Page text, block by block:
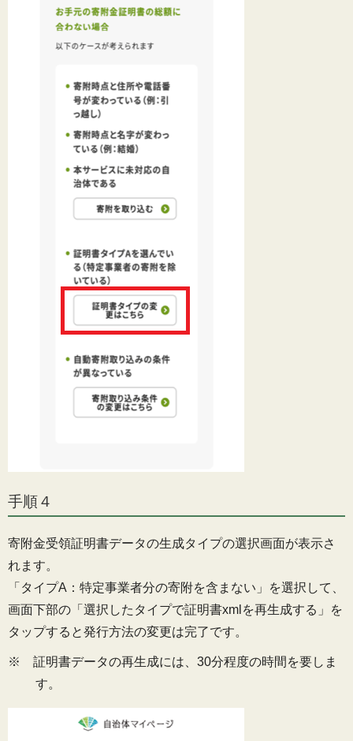
手順４
寄附金受領証明書データの生成タイプの選択画面が表示さ
れます。
「タイプA：特定事業者分の寄附を含まない」を選択して、
画面下部の「選択したタイプで証明書xmlを再生成する」を
タップすると発行方法の変更は完了です。
※ 証明書データの再生成には、30分程度の時間を要しま
す。